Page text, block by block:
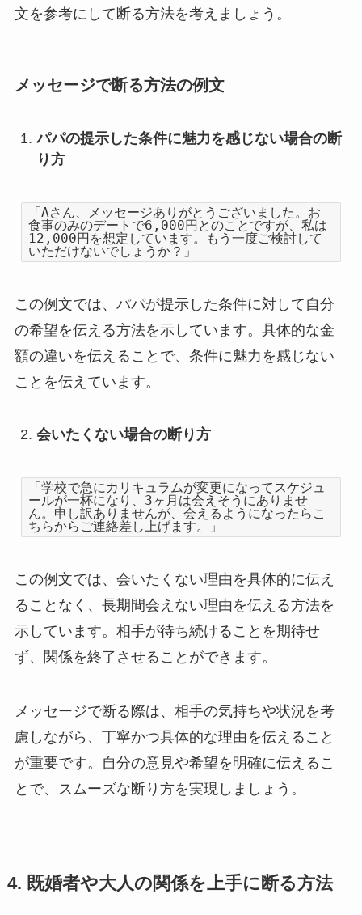
文を参考にして断る方法を考えましょう。
メッセージで断る方法の例文
パパの提示した条件に魅力を感じない場合の断
り方
「Aさん、メッセージありがとうございました。お
食事のみのデートで6,000円とのことですが、私は
12,000円を想定しています。もう一度ご検討して
いただけないでしょうか？」
この例文では、パパが提示した条件に対して自分
の希望を伝える方法を示しています。具体的な金
額の違いを伝えることで、条件に魅力を感じない
ことを伝えています。
会いたくない場合の断り方
「学校で急にカリキュラムが変更になってスケジュ
ールが一杯になり、3ヶ月は会えそうにありませ
ん。申し訳ありませんが、会えるようになったらこ
ちらからご連絡差し上げます。」
この例文では、会いたくない理由を具体的に伝え
ることなく、長期間会えない理由を伝える方法を
示しています。相手が待ち続けることを期待せ
ず、関係を終了させることができます。
メッセージで断る際は、相手の気持ちや状況を考
慮しながら、丁寧かつ具体的な理由を伝えること
が重要です。自分の意見や希望を明確に伝えるこ
とで、スムーズな断り方を実現しましょう。
4. 既婚者や大人の関係を上手に断る方法